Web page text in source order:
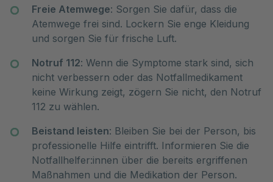
Freie Atemwege: Sorgen Sie dafür, dass die
Atemwege frei sind. Lockern Sie enge Kleidung
und sorgen Sie für frische Luft.
Notruf 112: Wenn die Symptome stark sind, sich
nicht verbessern oder das Notfallmedikament
keine Wirkung zeigt, zögern Sie nicht, den Notruf
112 zu wählen.
Beistand leisten: Bleiben Sie bei der Person, bis
professionelle Hilfe eintrifft. Informieren Sie die
Notfallhelfer:innen über die bereits ergriffenen
Maßnahmen und die Medikation der Person.